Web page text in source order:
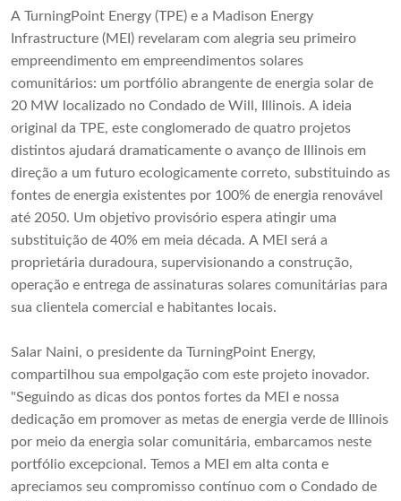
A TurningPoint Energy (TPE) e a Madison Energy
Infrastructure (MEI) revelaram com alegria seu primeiro
empreendimento em empreendimentos solares
comunitários: um portfólio abrangente de energia solar de
20 MW localizado no Condado de Will, Illinois. A ideia
original da TPE, este conglomerado de quatro projetos
distintos ajudará dramaticamente o avanço de Illinois em
direção a um futuro ecologicamente correto, substituindo as
fontes de energia existentes por 100% de energia renovável
até 2050. Um objetivo provisório espera atingir uma
substituição de 40% em meia década. A MEI será a
proprietária duradoura, supervisionando a construção,
operação e entrega de assinaturas solares comunitárias para
sua clientela comercial e habitantes locais.
Salar Naini, o presidente da TurningPoint Energy,
compartilhou sua empolgação com este projeto inovador.
"Seguindo as dicas dos pontos fortes da MEI e nossa
dedicação em promover as metas de energia verde de Illinois
por meio da energia solar comunitária, embarcamos neste
portfólio excepcional. Temos a MEI em alta conta e
apreciamos seu compromisso contínuo com o Condado de